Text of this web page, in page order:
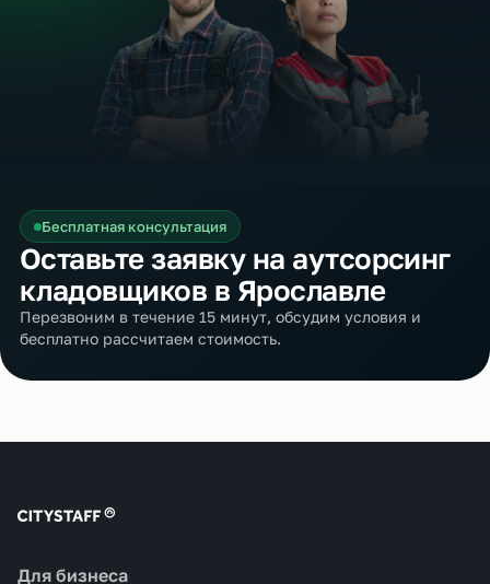
Бесплатная консультация
Оставьте заявку на аутсорсинг
кладовщиков в Ярославле
Перезвоним в течение 15 минут, обсудим условия и
бесплатно рассчитаем стоимость.
Для бизнеса